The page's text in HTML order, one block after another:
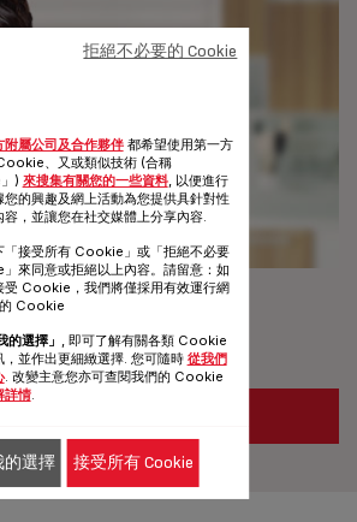
具
滿足您需求的特福產品。
附屬公司及合作夥伴都希望使用第一方
、又或類似技術 (合稱
) 來搜集有關您的一些資料, 以便進行
您的興趣及網上活動為您提供具針對性
容，並讓您在社交媒體上分享內容.
「接受所有 Cookie」或「拒絕不必要
來同意或拒絕以上內容。請留意：如
受 Cookie，我們將僅採用有效運行網
Cookie
的選擇」 , 即可了解有關各類 Cookie
，並作出更細緻選擇. 您可隨時 從我們
. 改變主意您亦可查閱我們的 Cookie
詳情.
拒絕不必要的 Cookie
的選擇 接受所有 Cookie